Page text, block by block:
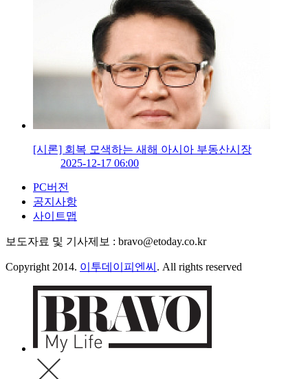
[시론] 회복 모색하는 새해 아시아 부동산시장
2025-12-17 06:00
PC버전
공지사항
사이트맵
보도자료 및 기사제보 : bravo@etoday.co.kr
Copyright 2014. 이투데이피엔씨 . All rights reserved